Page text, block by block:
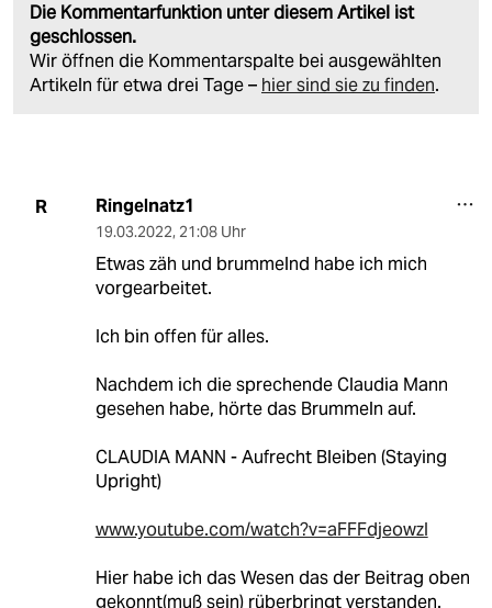
Die Kommentarfunktion unter diesem Artikel ist
geschlossen.
Wir öffnen die Kommentarspalte bei ausgewählten
Artikeln für etwa drei Tage – hier sind sie zu finden.
R Ringelnatz1
19.03.2022, 21:08 Uhr
Etwas zäh und brummelnd habe ich mich
vorgearbeitet.
Ich bin offen für alles.
Nachdem ich die sprechende Claudia Mann
gesehen habe, hörte das Brummeln auf.
CLAUDIA MANN - Aufrecht Bleiben (Staying
Upright)
www.youtube.com/watch?v=aFFFdjeowzI
Hier habe ich das Wesen das der Beitrag oben
gekonnt(muß sein) rüberbringt verstanden.